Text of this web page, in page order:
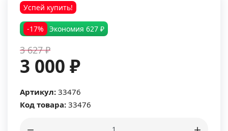
Успей купить!
-17% Экономия 627 ₽
3 627 ₽
3 000 ₽
Артикул: 33476
Код товара: 33476